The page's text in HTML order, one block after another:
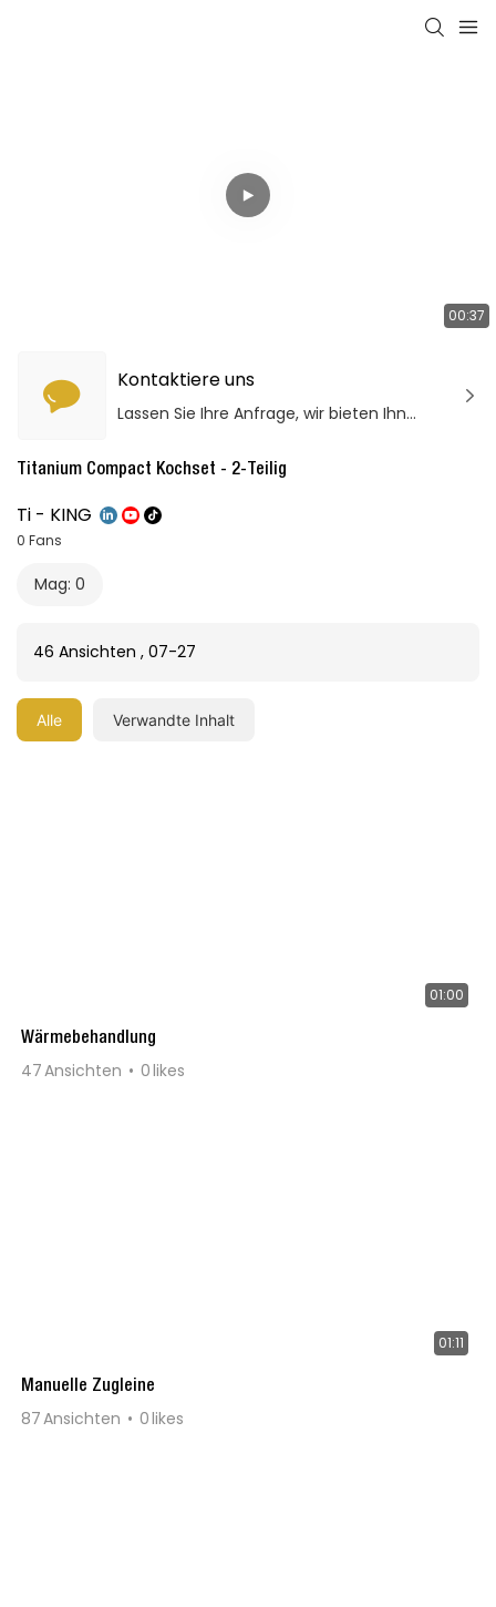
00:37
Kontaktiere uns
Lassen Sie Ihre Anfrage, wir bieten Ihnen qualitativ hochwertige Produkte und Dienstleistungen!
Titanium Compact Kochset - 2-Teilig
Ti - KING
0 Fans
Mag: 0
46 Ansichten , 07-27
Alle Verwandte Inhalt
01:00
Wärmebehandlung
47Ansichten 0likes
01:11
Manuelle Zugleine
87Ansichten 0likes